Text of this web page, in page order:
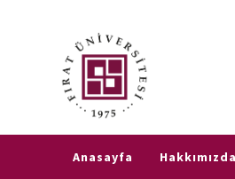
Hizmetler
e-
Posta
Öğretim
Elemanı
Ofis
Anasayfa Hakkımızda